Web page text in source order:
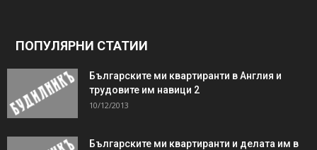
ПОПУЛЯРНИ СТАТИИ
Българските ми квартиранти в Англия и
трудовите им навици 2
10/12/2013
Българските ми квартиранти и делата им в